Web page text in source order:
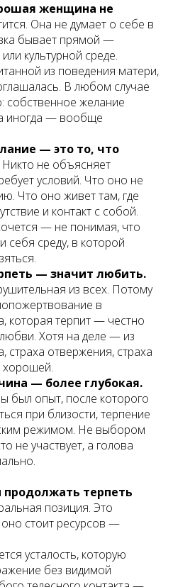
женщина не
Она не думает о себе в
бывает прямой —
культурной среде.
из поведения матери,
В любом случае
собственное желание
иногда — вообще
— это то, что
Никто не объясняет
условий. Что оно не
Что оно живет там, где
и контакт с собой.
— не понимая, что
себя среду, в которой
— значит любить.
из всех. Потому
в
которая терпит — честно
Хотя на деле — из
страха отвержения, страха
хорошей.
— более глубокая.
был опыт, после которого
при близости, терпение
режимом. Не выбором
не участвует, а голова
продолжать терпеть
позиция. Это
стоит ресурсов —
усталость, которую
без видимой